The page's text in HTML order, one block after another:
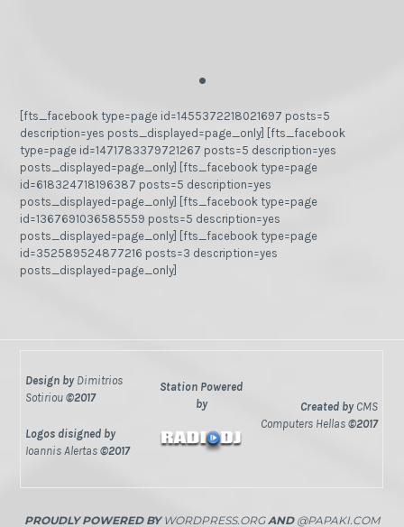
.
[fts_facebook type=page id=1455372218021697 posts=5
description=yes posts_displayed=page_only] [fts_facebook
type=page id=1471783379721267 posts=5 description=yes
posts_displayed=page_only] [fts_facebook type=page
id=618324718196387 posts=5 description=yes
posts_displayed=page_only] [fts_facebook type=page
id=1367691036585559 posts=5 description=yes
posts_displayed=page_only] [fts_facebook type=page
id=352589524877216 posts=3 description=yes
posts_displayed=page_only]
Design by Dimitrios
Sotiriou ©2017
Logos disigned by
Ioannis Alertas ©2017
Station Powered
by
Created by CMS
Computers Hellas ©2017
PROUDLY POWERED BY WORDPRESS.ORGAND @PAPAKI.COM